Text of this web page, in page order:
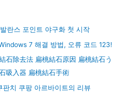
란스 포인트 야구화 첫 시작
7 해결 방법, 오류 코드 123!
石除去法 扁桃結石原因 扁桃結石う
吸入器 扁桃結石手術
치 쿠팡 아르바이트의 리뷰